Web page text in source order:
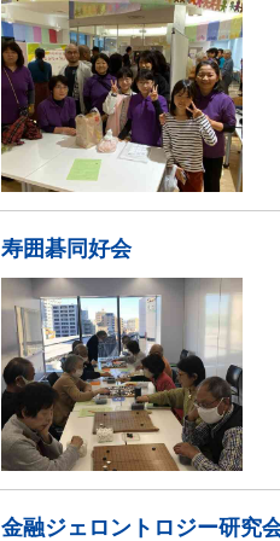
寿囲碁同好会
金融ジェロントロジー研究